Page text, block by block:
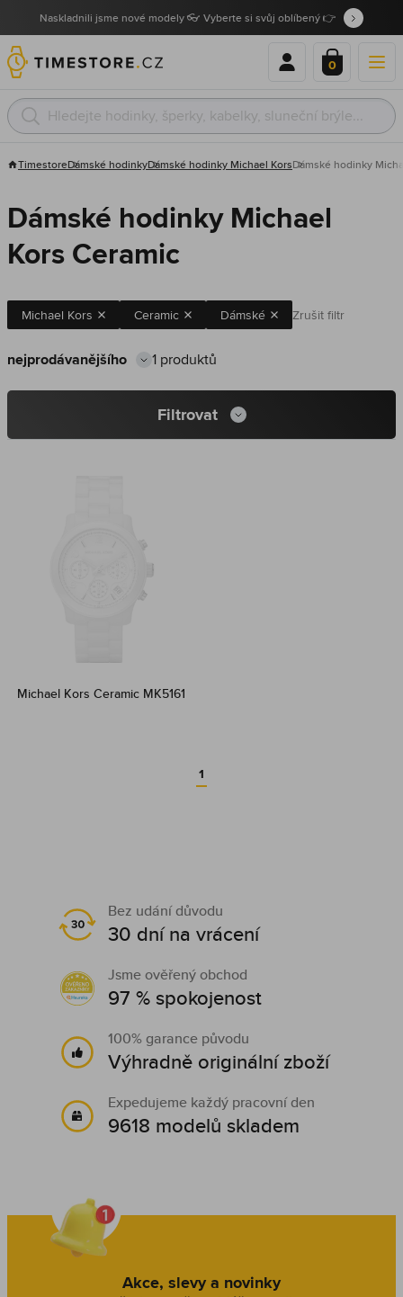
Naskladnili jsme nové modely 👓 Vyberte si svůj oblíbený 👉
0
TimestoreDámské hodinkyDámské hodinky Michael KorsDámské hodinky
Dámské hodinky Michael
Kors Ceramic
Michael Kors Ceramic Dámské Zrušit filtr
1 produktů
Filtrovat
Michael Kors Ceramic MK5161
1
Bez udání důvodu
30 dní na vrácení
Jsme ověřený obchod
97 % spokojenost
100% garance původu
Výhradně originální zboží
Expedujeme každý pracovní den
9618 modelů skladem
Akce, slevy a novinky